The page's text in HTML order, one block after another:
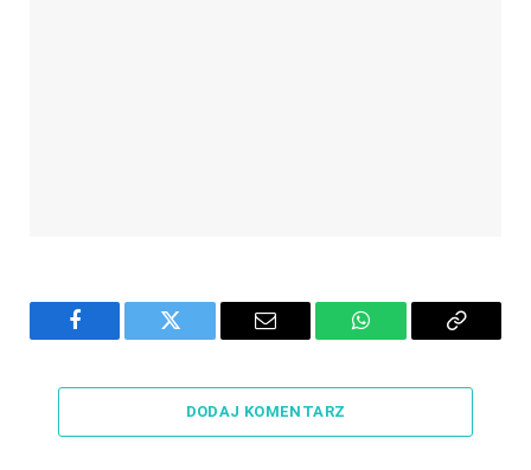
Facebook Twitter Email WhatsAppCopy
DODAJ KOMENTARZ